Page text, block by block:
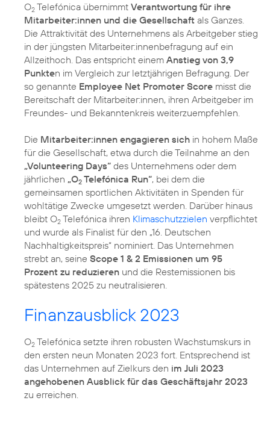
O2 Telefónica übernimmt Verantwortung für ihre
Mitarbeiter:innen und die Gesellschaft als Ganzes.
Die Attraktivität des Unternehmens als Arbeitgeber stieg
in der jüngsten Mitarbeiter:innenbefragung auf ein
Allzeithoch. Das entspricht einem Anstieg von 3,9
Punkten im Vergleich zur letztjährigen Befragung. Der
so genannte Employee Net Promoter Score misst die
Bereitschaft der Mitarbeiter:innen, ihren Arbeitgeber im
Freundes- und Bekanntenkreis weiterzuempfehlen.
Die Mitarbeiter:innen engagieren sich in hohem Maße
für die Gesellschaft, etwa durch die Teilnahme an den
„Volunteering Days“ des Unternehmens oder dem
jährlichen „O2 Telefónica Run“, bei dem die
gemeinsamen sportlichen Aktivitäten in Spenden für
wohltätige Zwecke umgesetzt werden. Darüber hinaus
bleibt O2 Telefónica ihren Klimaschutzzielen verpflichtet
und wurde als Finalist für den „16. Deutschen
Nachhaltigkeitspreis“ nominiert. Das Unternehmen
strebt an, seine Scope 1 & 2 Emissionen um 95
Prozent zu reduzieren und die Restemissionen bis
spätestens 2025 zu neutralisieren.
Finanzausblick 2023
O2 Telefónica setzte ihren robusten Wachstumskurs in
den ersten neun Monaten 2023 fort. Entsprechend ist
das Unternehmen auf Zielkurs den im Juli 2023
angehobenen Ausblick für das Geschäftsjahr 2023
zu erreichen.